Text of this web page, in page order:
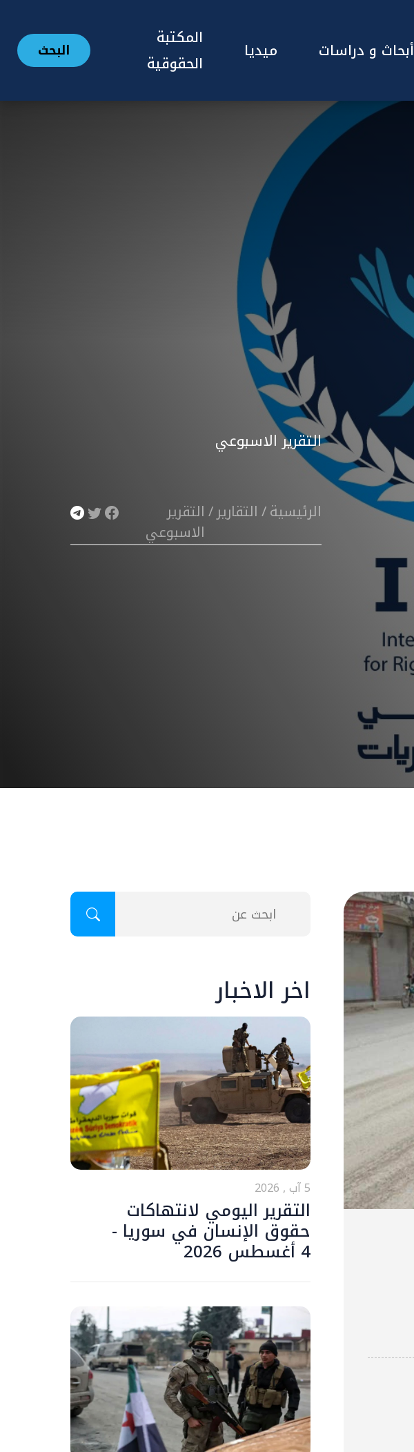
أبحاث و دراسات ميديا
المكتبة
الحقوقية
البحث
التقرير الاسبوعي
الرئيسية/التقارير/التقرير
الاسبوعي
اخر الاخبار
5 آب , 2026
التقرير اليومي لانتهاكات
حقوق الإنسان في سوريا -
4 أغسطس 2026